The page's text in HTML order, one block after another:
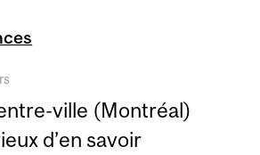
ville (Montréal)
d’en savoir